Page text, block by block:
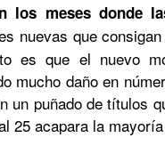
los meses donde
nuevas que
es que el nuevo
mucho daño en
un puñado de títulos
25 acapara la